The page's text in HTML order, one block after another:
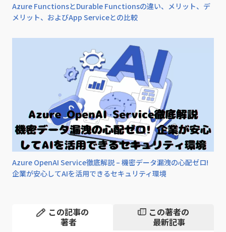
Azure FunctionsとDurable Functionsの違い、メリット、デ
メリット、およびApp Serviceとの比較
Azure OpenAI Service徹底解説 – 機密データ漏洩の心配ゼロ!
企業が安心してAIを活用できるセキュリティ環境
この記事の
著者
この著者の
最新記事